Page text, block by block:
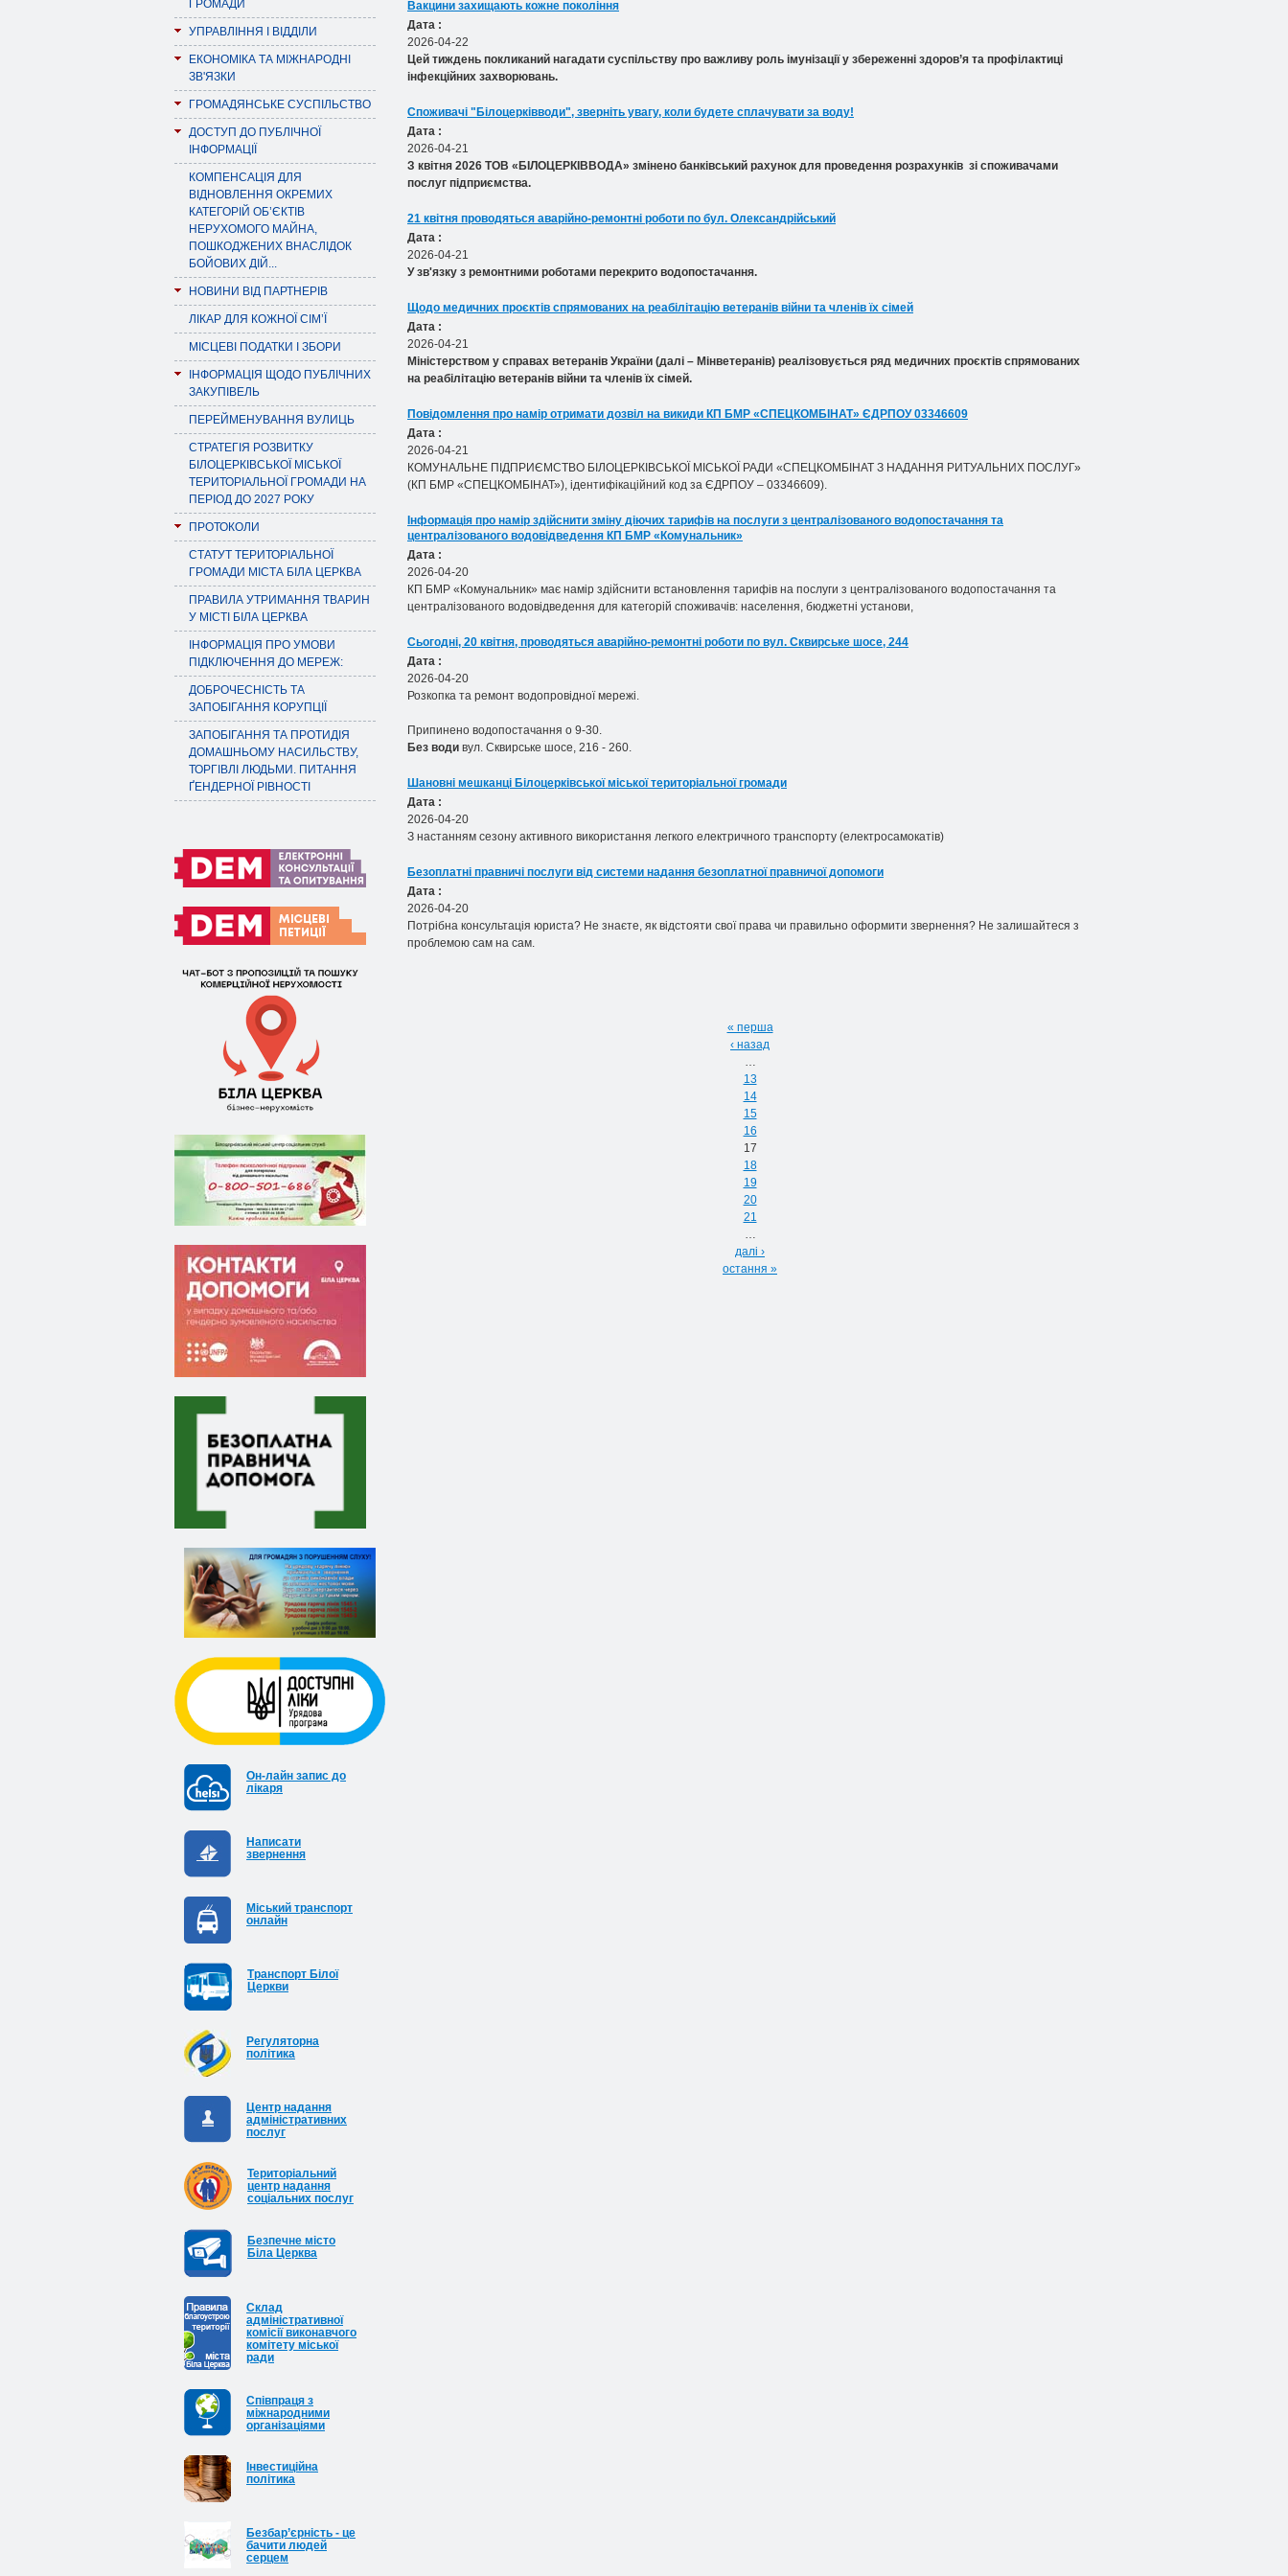
ГРОМАДИ
УПРАВЛІННЯ І ВІДДІЛИ
ЕКОНОМІКА ТА МІЖНАРОДНІ
ЗВ'ЯЗКИ
ГРОМАДЯНСЬКЕ СУСПІЛЬСТВО
ДОСТУП ДО ПУБЛІЧНОЇ
ІНФОРМАЦІЇ
КОМПЕНСАЦІЯ ДЛЯ
ВІДНОВЛЕННЯ ОКРЕМИХ
КАТЕГОРІЙ ОБ’ЄКТІВ
НЕРУХОМОГО МАЙНА,
ПОШКОДЖЕНИХ ВНАСЛІДОК
БОЙОВИХ ДІЙ...
НОВИНИ ВІД ПАРТНЕРІВ
ЛІКАР ДЛЯ КОЖНОЇ СІМ’Ї
МІСЦЕВІ ПОДАТКИ І ЗБОРИ
ІНФОРМАЦІЯ ЩОДО ПУБЛІЧНИХ
ЗАКУПІВЕЛЬ
ПЕРЕЙМЕНУВАННЯ ВУЛИЦЬ
СТРАТЕГІЯ РОЗВИТКУ
БІЛОЦЕРКІВСЬКОЇ МІСЬКОЇ
ТЕРИТОРІАЛЬНОЇ ГРОМАДИ НА
ПЕРІОД ДО 2027 РОКУ
ПРОТОКОЛИ
СТАТУТ ТЕРИТОРІАЛЬНОЇ
ГРОМАДИ МІСТА БІЛА ЦЕРКВА
ПРАВИЛА УТРИМАННЯ ТВАРИН
У МІСТІ БІЛА ЦЕРКВА
ІНФОРМАЦІЯ ПРО УМОВИ
ПІДКЛЮЧЕННЯ ДО МЕРЕЖ:
ДОБРОЧЕСНІСТЬ ТА
ЗАПОБІГАННЯ КОРУПЦІЇ
ЗАПОБІГАННЯ ТА ПРОТИДІЯ
ДОМАШНЬОМУ НАСИЛЬСТВУ,
ТОРГІВЛІ ЛЮДЬМИ. ПИТАННЯ
ҐЕНДЕРНОЇ РІВНОСТІ
Он-лайн запис до
лікаря
Написати
звернення
Міський транспорт
онлайн
Транспорт Білої
Церкви
Регуляторна
політика
Центр надання
адміністративних
послуг
Територіальний
центр надання
соціальних послуг
Безпечне місто
Біла Церква
Cклад
адміністративної
комісії виконавчого
комітету міської
ради
Співпраця з
міжнародними
організаціями
Інвестиційна
політика
Безбар’єрність - це
бачити людей
серцем
Вакцини захищають кожне покоління
Дата :
2026-04-22
Цей тиждень покликаний нагадати суспільству про важливу роль імунізації у збереженні здоров’я та профілактиці
інфекційних захворювань.
Споживачі "Білоцерківводи", зверніть увагу, коли будете сплачувати за воду!
Дата :
2026-04-21
З квітня 2026 ТОВ «БІЛОЦЕРКІВВОДА» змінено банківський рахунок для проведення розрахунків зі споживачами
послуг підприємства.
21 квітня проводяться аварійно-ремонтні роботи по бул. Олександрійський
Дата :
2026-04-21
У зв'язку з ремонтними роботами перекрито водопостачання.
Щодо медичних проєктів спрямованих на реабілітацію ветеранів війни та членів їх сімей
Дата :
2026-04-21
Міністерством у справах ветеранів України (далі – Мінветеранів) реалізовується ряд медичних проєктів спрямованих
на реабілітацію ветеранів війни та членів їх сімей.
Повідомлення про намір отримати дозвіл на викиди КП БМР «СПЕЦКОМБІНАТ» ЄДРПОУ 03346609
Дата :
2026-04-21
КОМУНАЛЬНЕ ПІДПРИЄМСТВО БІЛОЦЕРКІВСЬКОЇ МІСЬКОЇ РАДИ «СПЕЦКОМБІНАТ З НАДАННЯ РИТУАЛЬНИХ ПОСЛУГ»
(КП БМР «СПЕЦКОМБІНАТ»), ідентифікаційний код за ЄДРПОУ – 03346609).
Інформація про намір здійснити зміну діючих тарифів на послуги з централізованого водопостачання та
централізованого водовідведення КП БМР «Комунальник»
Дата :
2026-04-20
КП БМР «Комунальник» має намір здійснити встановлення тарифів на послуги з централізованого водопостачання та
централізованого водовідведення для категорій споживачів: населення, бюджетні установи,
Сьогодні, 20 квітня, проводяться аварійно-ремонтні роботи по вул. Сквирське шосе, 244
Дата :
2026-04-20
Розкопка та ремонт водопровідної мережі.
Припинено водопостачання о 9-30.
Без води вул. Сквирське шосе, 216 - 260.
Шановні мешканці Білоцерківської міської територіальної громади
Дата :
2026-04-20
З настанням сезону активного використання легкого електричного транспорту (електросамокатів)
Безоплатні правничі послуги від системи надання безоплатної правничої допомоги
Дата :
2026-04-20
Потрібна консультація юриста? Не знаєте, як відстояти свої права чи правильно оформити звернення? Не залишайтеся з
проблемою сам на сам.
« перша
‹ назад
…
13
14
15
16
17
18
19
20
21
…
далі ›
остання »